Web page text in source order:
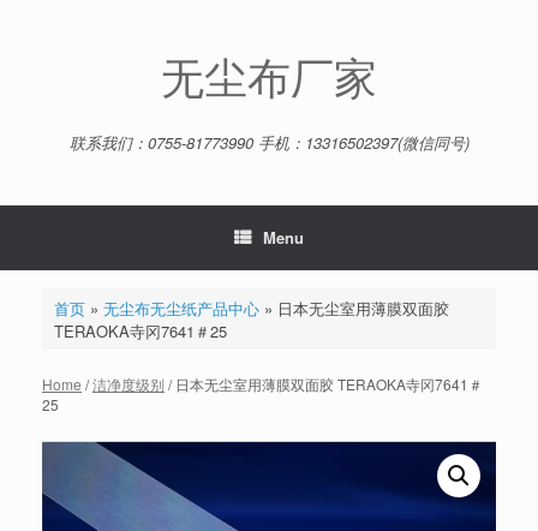
无尘布厂家
联系我们：0755-81773990 手机：13316502397(微信同号)
Menu
首页» 无尘布无尘纸产品中心» 日本无尘室用薄膜双面胶
TERAOKA寺冈7641＃25
Home /洁净度级别 / 日本无尘室用薄膜双面胶 TERAOKA寺冈7641＃
25